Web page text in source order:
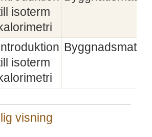
isoterm
isoterm
visning